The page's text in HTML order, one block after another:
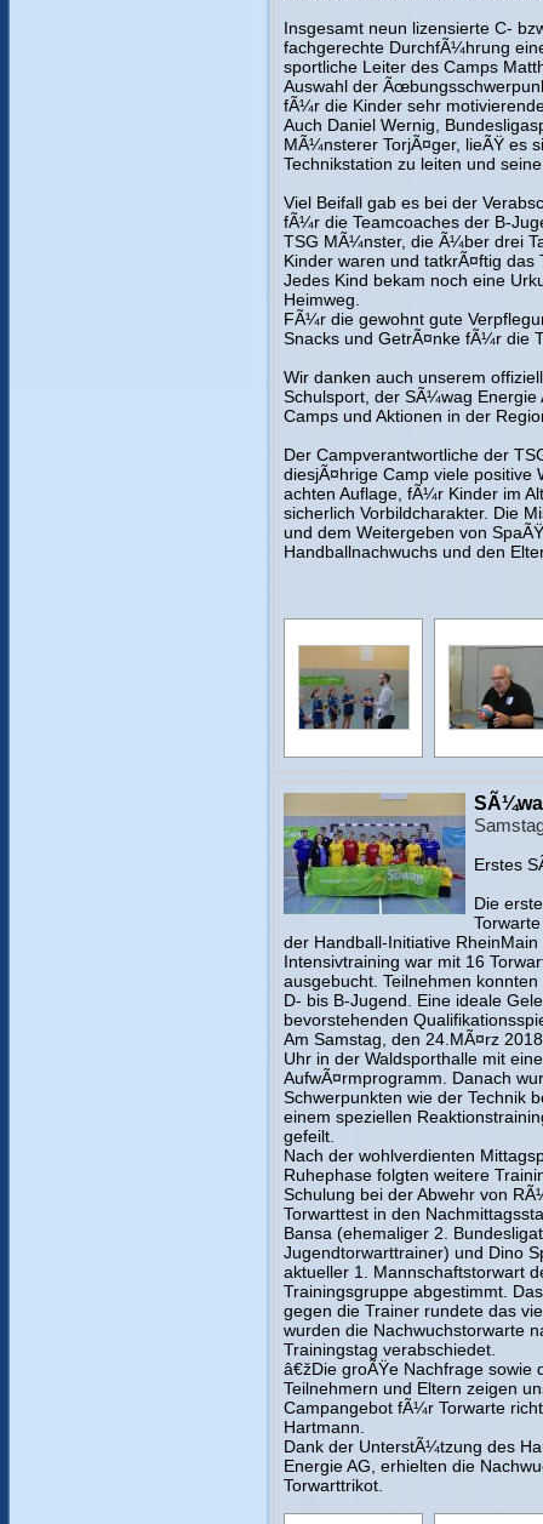
Insgesamt neun lizensierte C-
fachgerechte DurchfÃ¼hrung
sportliche Leiter des Camps
Auswahl der
fÃ¼r die Kinder sehr
Auch Daniel Wernig,
MÃ¼nsterer TorjÃ¤ger, lieÃŸ es
Technikstation zu leiten und
Viel Beifall gab es bei der
fÃ¼r die Teamcoaches der B-
TSG MÃ¼nster, die Ã¼ber drei
Kinder waren und tatkrÃ¤ftig
Jedes Kind bekam noch eine
Heimweg.
FÃ¼r die gewohnt gute
Snacks und GetrÃ¤nke fÃ¼r die
Wir danken auch unserem
Schulsport, der SÃ¼wag
Camps und Aktionen in der
Der Campverantwortliche der
diesjÃ¤hrige Camp viele positive
achten Auflage, fÃ¼r Kinder im
sicherlich Vorbildcharakter. Die
und dem Weitergeben von
Handballnachwuchs und den
Erstes
Die
der Handball-Initiative
Intensivtraining war mit 16
ausgebucht. Teilnehmen
D- bis B-Jugend. Eine ideale
bevorstehenden
Am Samstag, den 24.MÃ¤rz
Uhr in der Waldsporthalle mit
AufwÃ¤rmprogramm. Danach
Schwerpunkten wie der Technik
einem speziellen
gefeilt.
Nach der wohlverdienten
Ruhephase folgten weitere
Schulung bei der Abwehr von
Torwarttest in den
Bansa (ehemaliger 2.
Jugendtorwarttrainer) und Dino
aktueller 1. Mannschaftstorwart
Trainingsgruppe abgestimmt.
gegen die Trainer rundete das
wurden die Nachwuchstorwarte
Trainingstag verabschiedet.
â€žDie groÃŸe Nachfrage
Teilnehmern und Eltern zeigen
Campangebot fÃ¼r Torwarte
Hartmann.
Dank der UnterstÃ¼tzung des
Energie AG, erhielten die
Torwarttrikot.